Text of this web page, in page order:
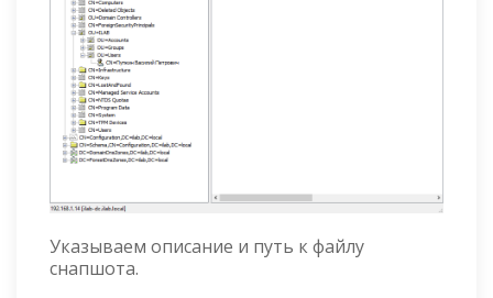
Указываем описание и путь к файлу
снапшота.